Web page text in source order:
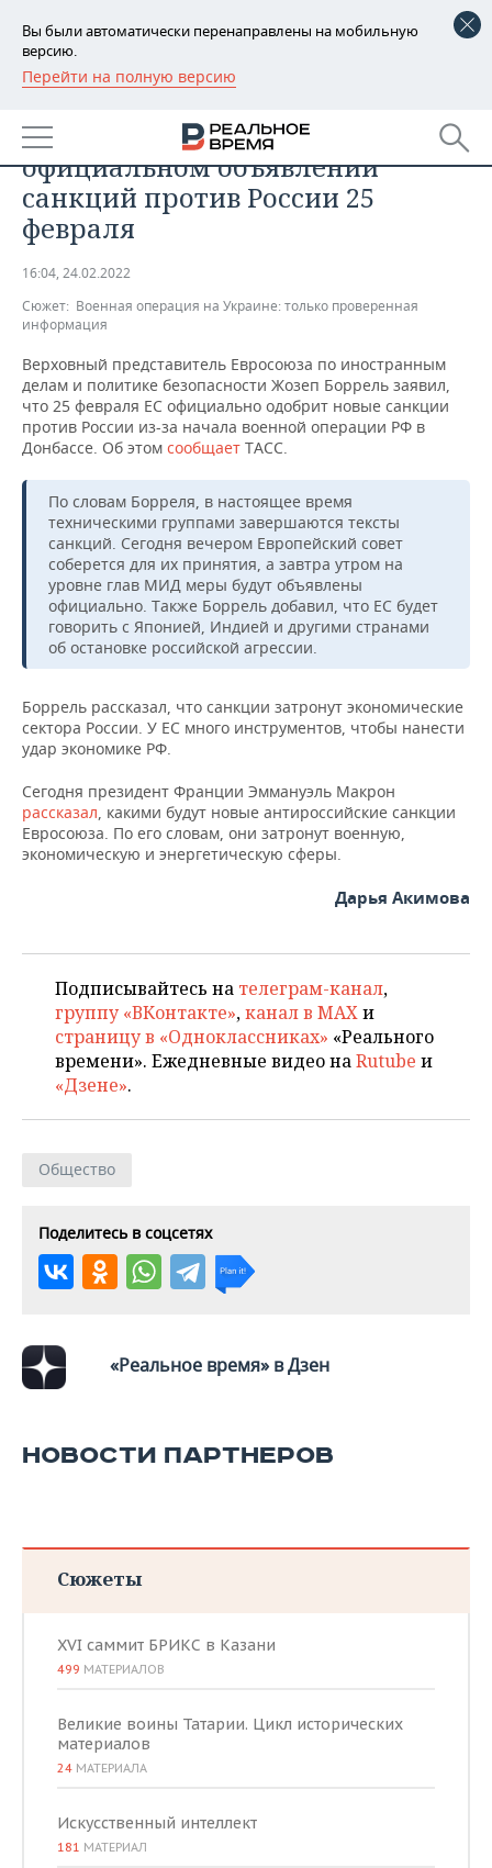
Вы были автоматически перенаправлены на мобильную
версию.
Перейти на полную версию
РЕГИОНЫ
БАШКОРТОСТАН
ТАТАРСТАН
УДМУРТИЯ
НОВОСТИ
АНАЛИТИКА
НОВОСТИ АНАЛИТИКИ
ДЕКЛАРАЦИИ О ДОХОДАХ
КОРОЛИ ГОСЗАКАЗА ПФО
ВУЗЫ ТАТАРСТАНА
КОМУ ПРИНАДЛЕЖАТ
ТОРГОВЫЕ ЦЕНТРЫ
ЭКОНОМИКА
НОВОСТИ ЭКОНОМИКИ
ФИНАНСЫ
БАНКИ
БЮДЖЕТ
ИНВЕСТИЦИИ
ПРОМЫШЛЕННОСТЬ
НОВОСТИ
АГРОПРОМ
МАШИНОСТРОЕНИЕ
НЕФТЕХИМИЯ
НЕФТЬ
ОПК
ЭНЕРГЕТИКА
НЕДВИЖИМОСТЬ
НОВОСТИ НЕДВИЖИМОСТИ
АВТО
НОВОСТИ АВТО
БИЗНЕС
НОВОСТИ БИЗНЕСА
РОЗНИЧНАЯ ТОРГОВЛЯ
ТРАНСПОРТ
УСЛУГИ
ТЕХНОЛОГИИ
НОВОСТИ ТЕХНОЛОГИЙ
МЕДИА
МЕРОПРИЯТИЯ
НОВОСТИ МЕРОПРИЯТИЙ
ВЫЕЗДНАЯ РЕДАКЦИЯ
ONLINE-КОНФЕРЕНЦИИ
ОТКРЫТАЯ ЛЕКЦИЯ
СПОРТ
НОВОСТИ СПОРТА
ХОККЕЙ
БАСКЕТБОЛ
ВОЛЕЙБОЛ
ВОДНЫЕ ВИДЫ СПОРТА
ХОККЕЙ С МЯЧОМ
ОБЩЕСТВО
ВЛАСТЬ
ИНФРАСТРУКТУРА
ИСТОРИЯ
ОБРАЗОВАНИЕ
ПРОИСШЕСТВИЯ
СЮЖЕТЫ
СПРАВОЧНИК
СПИСОК ПЕРСОН
ПОЛНАЯ ВЕРСИЯ
В Евросоюзе заявили об
официальном объявлении
санкций против России 25
февраля
16:04, 24.02.2022
Сюжет: Военная операция на Украине: только проверенная
информация
Верховный представитель Евросоюза по иностранным
делам и политике безопасности Жозеп Боррель заявил,
что 25 февраля ЕС официально одобрит новые санкции
против России из-за начала военной операции РФ в
Донбассе. Об этом сообщает ТАСС.
По словам Борреля, в настоящее время
техническими группами завершаются тексты
санкций. Сегодня вечером Европейский совет
соберется для их принятия, а завтра утром на
уровне глав МИД меры будут объявлены
официально. Также Боррель добавил, что ЕС будет
говорить с Японией, Индией и другими странами
об остановке российской агрессии.
Боррель рассказал, что санкции затронут экономические
сектора России. У ЕС много инструментов, чтобы нанести
удар экономике РФ.
Сегодня президент Франции Эммануэль Макрон
рассказал, какими будут новые антироссийские санкции
Евросоюза. По его словам, они затронут военную,
экономическую и энергетическую сферы.
Дарья Акимова
Подписывайтесь на телеграм-канал,
группу «ВКонтакте»,канал в MAXи
страницу в «Одноклассниках» «Реального
времени». Ежедневные видео наRutube и
«Дзене».
Общество
Поделитесь в соцсетях
«Реальное время» в Дзен
НОВОСТИ ПАРТНЕРОВ
Сюжеты
XVI саммит БРИКС в Казани
499 МАТЕРИАЛОВ
Великие воины Татарии. Цикл исторических
материалов
24 МАТЕРИАЛА
Искусственный интеллект
181 МАТЕРИАЛ